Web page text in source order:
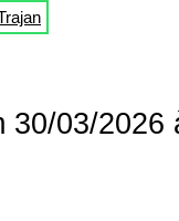
30/03/2026